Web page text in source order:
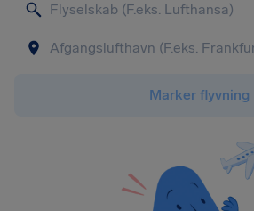
Marker flyvning